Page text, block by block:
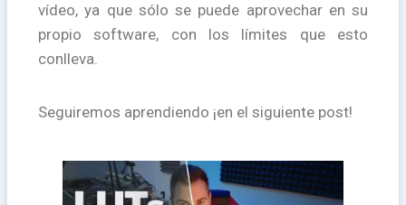
vídeo, ya que sólo se puede aprovechar en su
propio software, con los límites que esto
conlleva.
Seguiremos aprendiendo ¡en el siguiente post!
filtros de cámara para OBS. Vas a ver qué
son las LUTs